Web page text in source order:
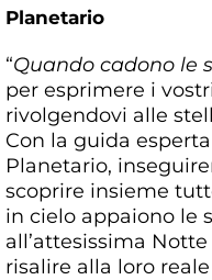
Planetario
“Quando cadono le
per esprimere i
rivolgendovi alle
Con la guida
Planetario,
scoprire insieme
in cielo appaiono le
all’attesissima
risalire alla loro